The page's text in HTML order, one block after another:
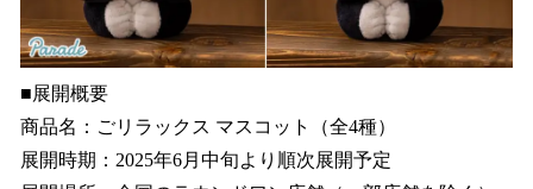
■展開概要
商品名：ごリラックス マスコット（全4種）
展開時期：2025年6月中旬より順次展開予定